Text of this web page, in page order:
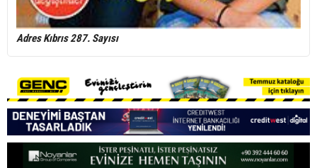
Adres Kıbrıs 287. Sayısı